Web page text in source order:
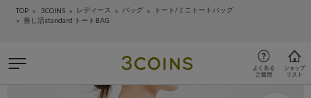
TOP 3COINS レディース バッグ
トート/ミニトートバッグ
推し活standard トートBAG